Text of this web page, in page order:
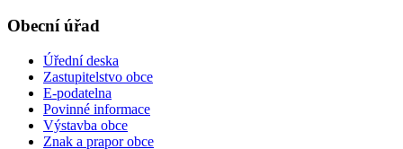
Obecní úřad
Úřední deska
Zastupitelstvo obce
E-podatelna
Povinné informace
Výstavba obce
Znak a prapor obce